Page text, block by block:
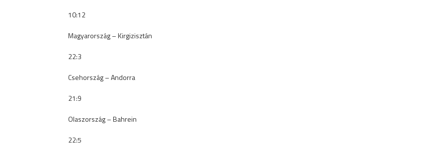
10:12
Magyarország – Kirgizisztán
22:3
Csehország – Andorra
21:9
Olaszország – Bahrein
22:5